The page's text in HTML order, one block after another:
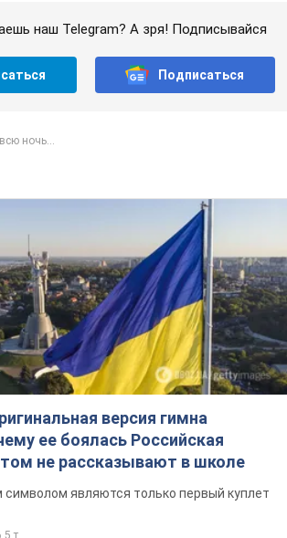
наш Telegram? А зря! Подписывайся
Подписаться
ночь...
версия гимна
ее боялась Российская
не рассказывают в школе
символом являются только первый куплет
т.